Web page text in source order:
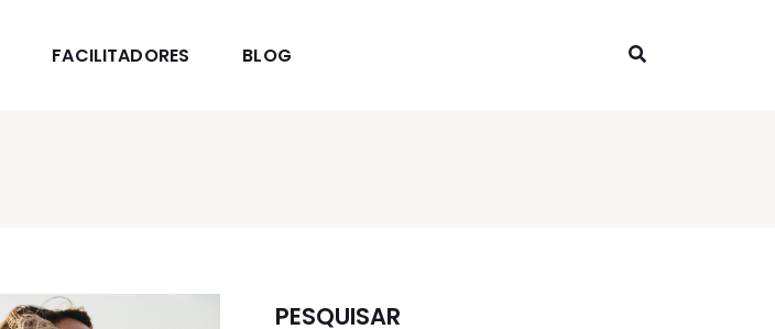
FACILITADORES BLOG
PESQUISAR